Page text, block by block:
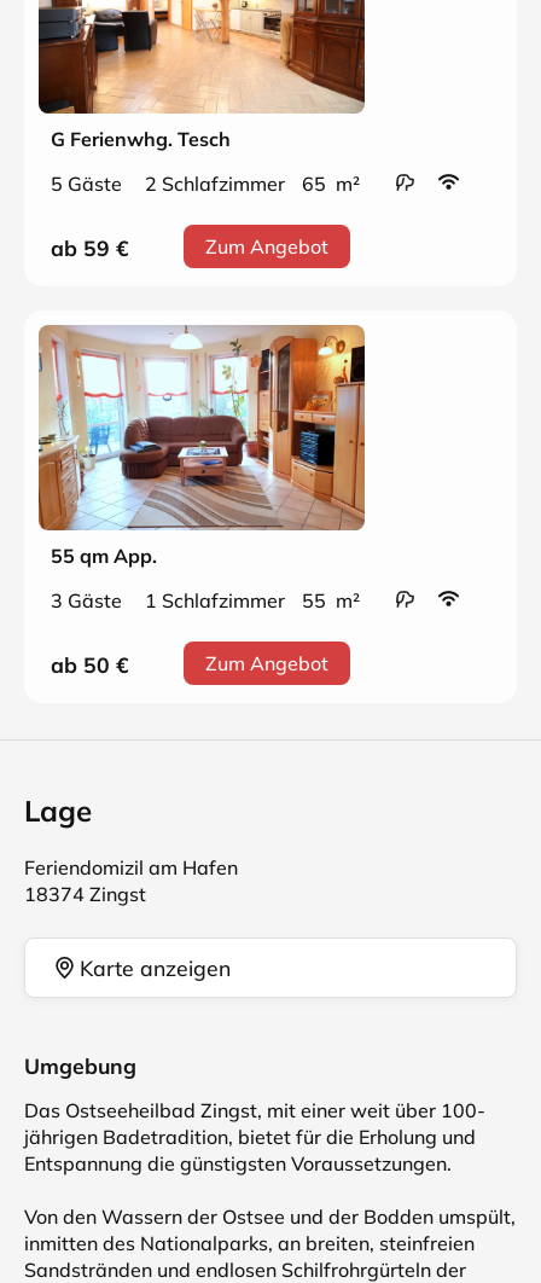
G Ferienwhg. Tesch
5 Gäste
2 Schlafzimmer 65 m²
ab 59 € Zum Angebot
55 qm App.
3 Gäste
1 Schlafzimmer 55 m²
ab 50 € Zum Angebot
Lage
Feriendomizil am Hafen
18374 Zingst
Karte anzeigen
Umgebung
Das Ostseeheilbad Zingst, mit einer weit über 100-
jährigen Badetradition, bietet für die Erholung und
Entspannung die günstigsten Voraussetzungen.
Von den Wassern der Ostsee und der Bodden umspült,
inmitten des Nationalparks, an breiten, steinfreien
Sandstränden und endlosen Schilfrohrgürteln der